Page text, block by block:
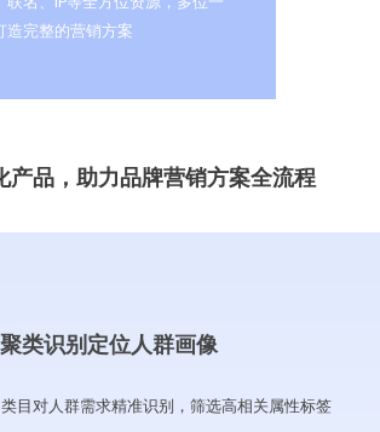
造完整的营销方案
产品，助力品牌营销方案全流程
聚类识别定位人群画像
目对人群需求精准识别，筛选高相关属性标签